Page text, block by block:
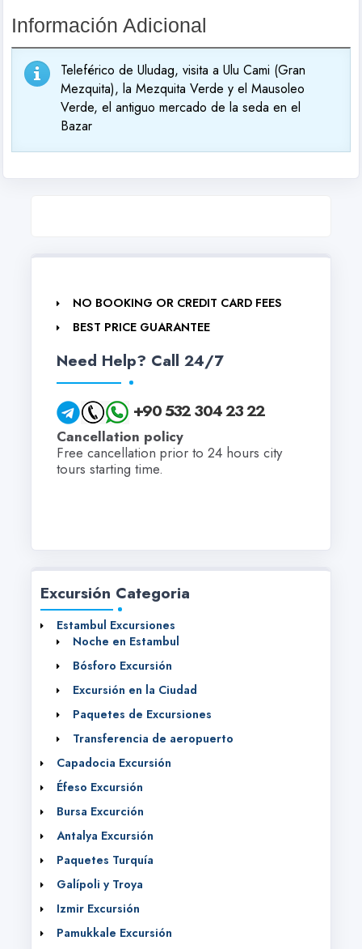
Información Adicional
Teleférico de Uludag, visita a Ulu Cami (Gran
Mezquita), la Mezquita Verde y el Mausoleo
Verde, el antiguo mercado de la seda en el
Bazar
NO BOOKING OR CREDIT CARD FEES
BEST PRICE GUARANTEE
Need Help? Call 24/7
+90 532 304 23 22
Cancellation policy
Free cancellation prior to 24 hours city
tours starting time.
Excursión Categoria
Estambul Excursiones
Noche en Estambul
Bósforo Excursión
Excursión en la Ciudad
Paquetes de Excursiones
Transferencia de aeropuerto
Capadocia Excursión
Éfeso Excursión
Bursa Excurción
Antalya Excursión
Paquetes Turquía
Galípoli y Troya
Izmir Excursión
Pamukkale Excursión